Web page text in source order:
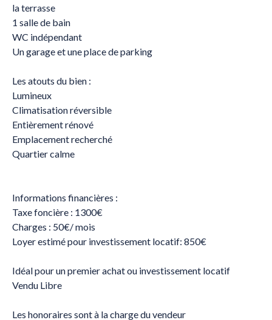
la terrasse
1 salle de bain
WC indépendant
Un garage et une place de parking
Les atouts du bien :
Lumineux
Climatisation réversible
Entièrement rénové
Emplacement recherché
Quartier calme
Informations financières :
Taxe foncière : 1300€
Charges : 50€/ mois
Loyer estimé pour investissement locatif: 850€
Idéal pour un premier achat ou investissement locatif
Vendu Libre
Les honoraires sont à la charge du vendeur